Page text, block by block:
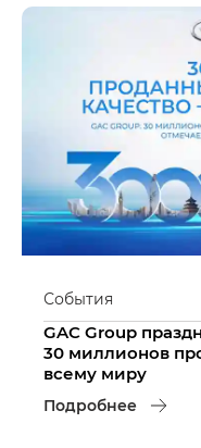
События
GAC Group
30 миллионов
всему миру
Подробнее